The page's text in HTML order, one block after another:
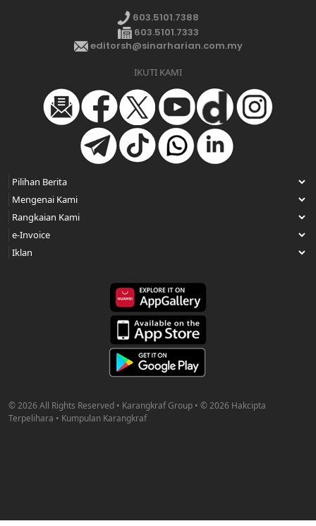
603.5101.7388
603.5101.7333
editorsh@sinarharian.com.my
IKUTI KAMI
© 2026 All Rights Reserved • Karangkraf Group • © 2026 Hakcipta
Terpelihara • Kumpulan Karangkraf